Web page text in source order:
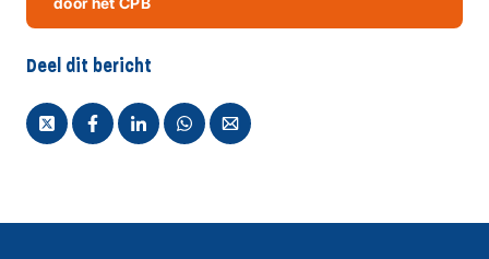
Deel dit bericht